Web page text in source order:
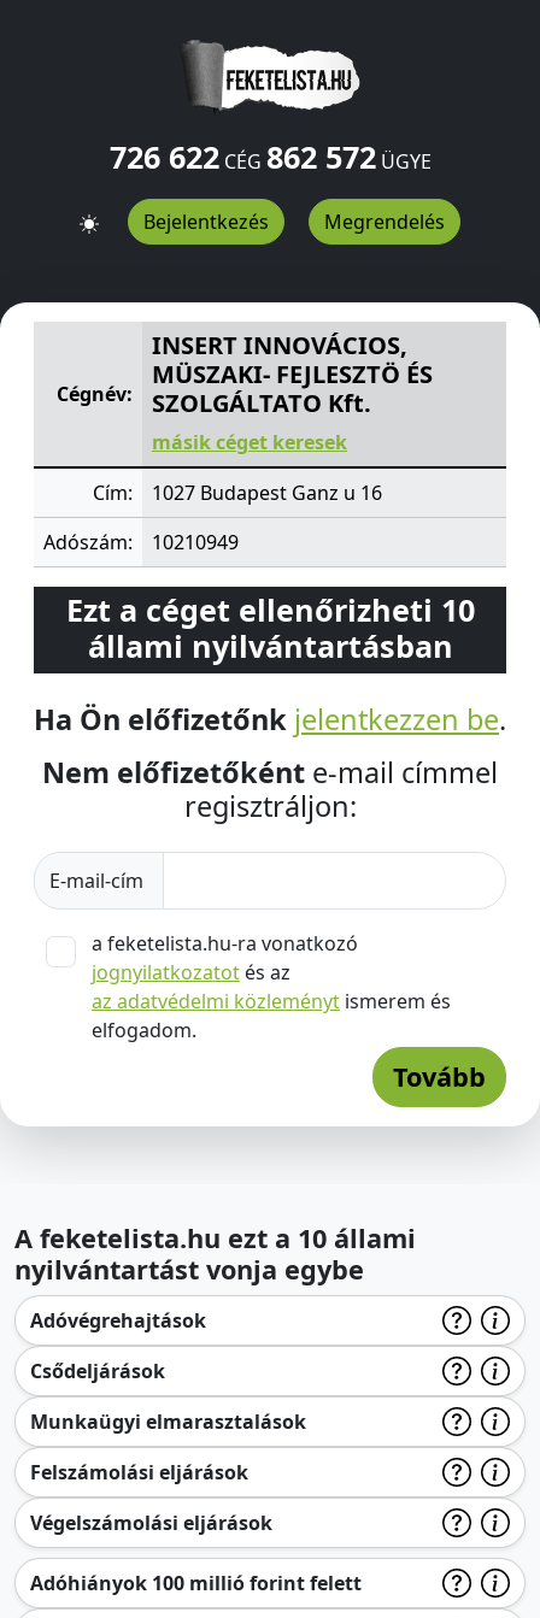
726 622CÉG 862 572ÜGYE
Bejelentkezés Megrendelés
INSERT INNOVÁCIOS, MÜSZAKI- FEJLESZTÖ ÉS
Cégnév:
INSERT INNOVÁCIOS,
MÜSZAKI- FEJLESZTÖ ÉS
SZOLGÁLTATO Kft.
másik céget keresek
Cím:
1027 Budapest Ganz u 16
Adószám:
10210949
Ezt a céget ellenőrizheti 10
állami nyilvántartásban
Ha Ön előfizetőnk jelentkezzen be.
Nem előfizetőként e-mail címmel
regisztráljon:
E-mail-cím
a feketelista.hu-ra vonatkozó
jognyilatkozatot és az
az adatvédelmi közleményt ismerem és
elfogadom.
Tovább
A feketelista.hu ezt a 10 állami
nyilvántartást vonja egybe
Adóvégrehajtások
Csődeljárások
Munkaügyi elmarasztalások
Felszámolási eljárások
Végelszámolási eljárások
Adóhiányok 100 millió forint felett